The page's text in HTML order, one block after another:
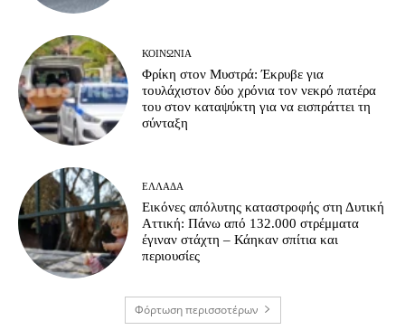
ΚΟΙΝΩΝΊΑ
Φρίκη στον Μυστρά: Έκρυβε για
τουλάχιστον δύο χρόνια τον νεκρό πατέρα
του στον καταψύκτη για να εισπράττει τη
σύνταξη
ΕΛΛΆΔΑ
Εικόνες απόλυτης καταστροφής στη Δυτική
Αττική: Πάνω από 132.000 στρέμματα
έγιναν στάχτη – Κάηκαν σπίτια και
περιουσίες
Φόρτωση περισσοτέρων